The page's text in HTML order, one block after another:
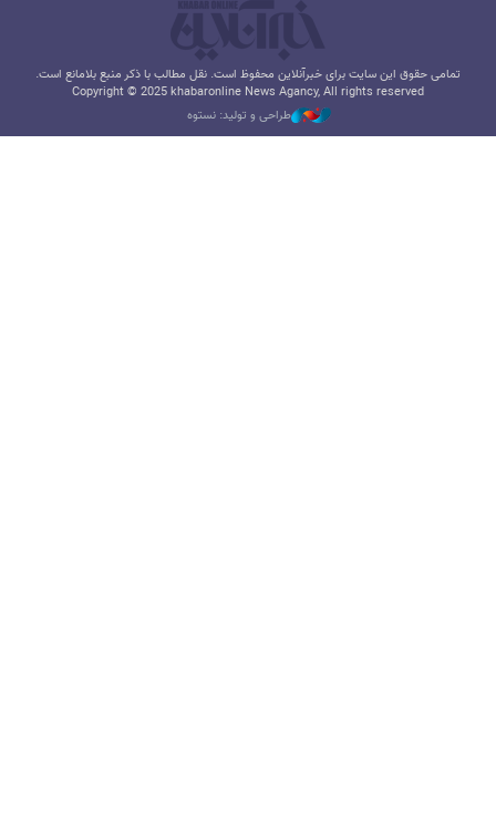
تمامی حقوق این سایت برای خبرآنلاین محفوظ است. نقل مطالب با ذکر منبع بلامانع است.
Copyright © 2025 khabaronline News Agancy, All rights reserved
طراحی و تولید: نستوه